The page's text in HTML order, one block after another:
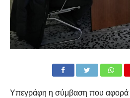
Υπεγράφη η σύμβαση που αφορά